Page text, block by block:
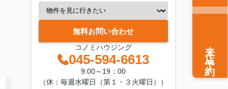
無料お問い合わせ
コノミハウジング
045-594-6613
9:00～19：00
（休：毎週水曜日（第１・３火曜日））
来店予約